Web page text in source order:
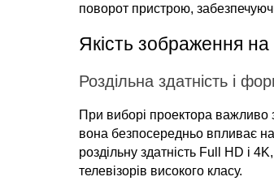
поворот пристрою,
Якість зображення
Роздільна здатність і
При виборі проектора важливо
вона безпосередньо впливає
роздільну здатність Full HD і
телевізорів високого класу.